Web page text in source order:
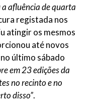
afluência de quarta
registada nos
atingir os mesmos
até novos
último sábado
em 23 edições da
no recinto e no
disso”.